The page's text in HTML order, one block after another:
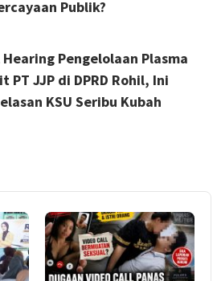
Publik?
Hearing Pengelolaan Plasma
PT JJP di DPRD Rohil, Ini
KSU Seribu Kubah